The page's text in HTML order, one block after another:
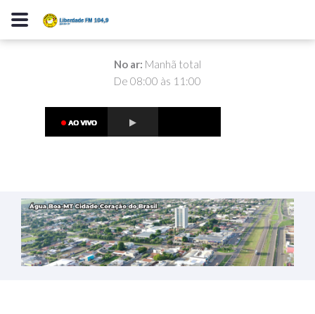
No ar: Manhã total
De 08:00 às 11:00